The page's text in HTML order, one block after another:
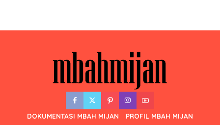
DOKUMENTASI MBAH MIJAN
PROFIL MBAH MIJAN